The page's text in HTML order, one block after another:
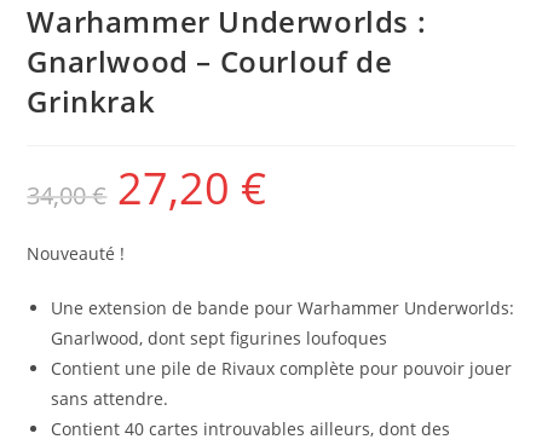
Warhammer Underworlds :
Gnarlwood – Courlouf de
Grinkrak
34,00€ 27,20 €
Nouveauté !
Une extension de bande pour Warhammer Underworlds:
Gnarlwood, dont sept figurines loufoques
Contient une pile de Rivaux complète pour pouvoir jouer
sans attendre.
Contient 40 cartes introuvables ailleurs, dont des